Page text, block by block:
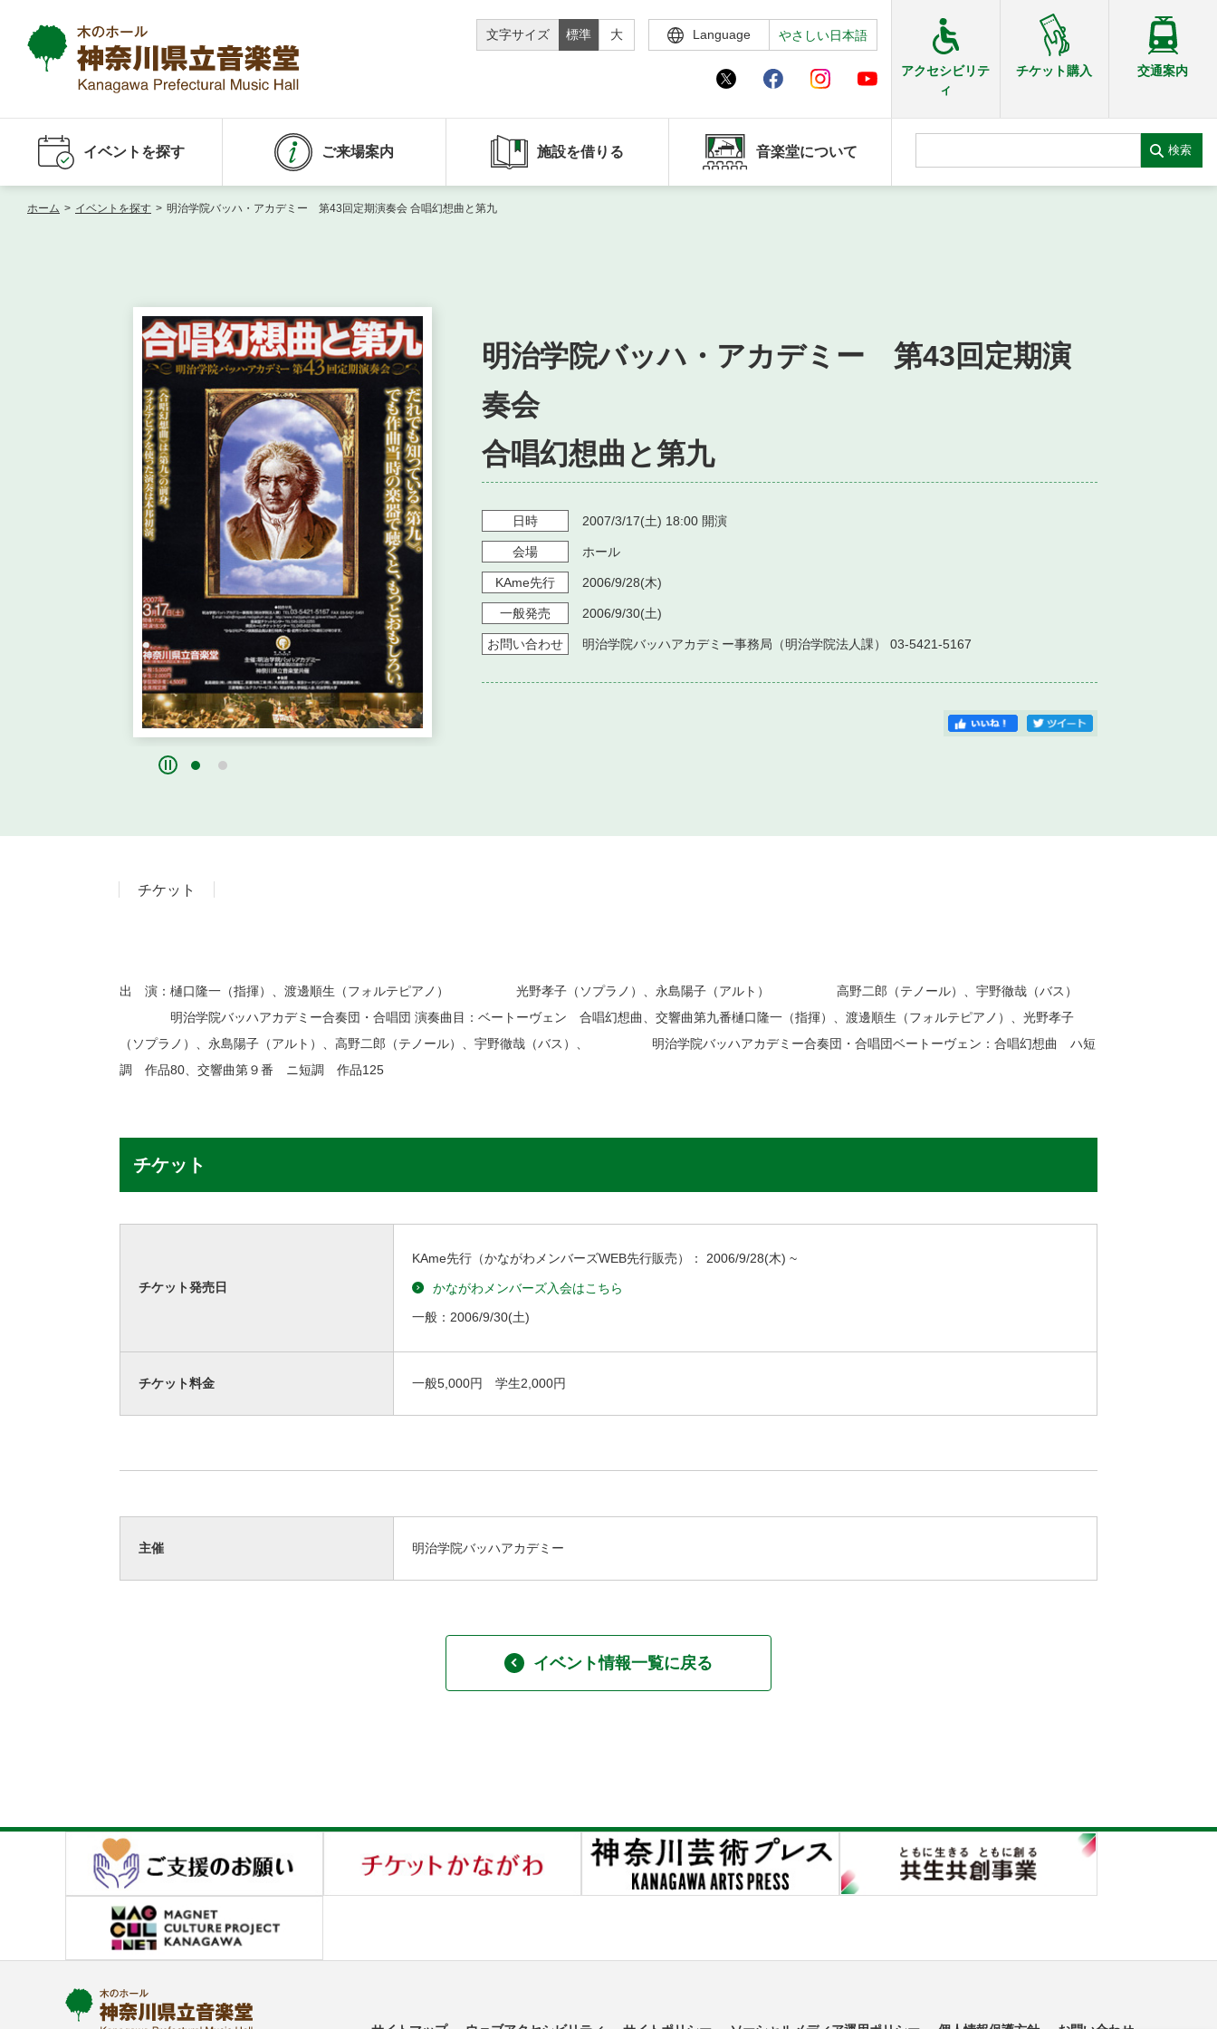
文字サイズ 標準 大 Language やさしい日本語
アクセシビリテ
ィ
チケット購入 交通案内
イベントを探す ご来場案内 施設を借りる 音楽堂について 検索
ホーム > イベントを探す > 明治学院バッハ・アカデミー 第43回定期演奏会 合唱幻想曲と第九
明治学院バッハ・アカデミー 第43回定期演
奏会
合唱幻想曲と第九
日時 2007/3/17(土) 18:00 開演
会場 ホール
KAme先行 2006/9/28(木)
一般発売 2006/9/30(土)
お問い合わせ 明治学院バッハアカデミー事務局（明治学院法人課） 03-5421-5167
チケット
出 演：樋口隆一（指揮）、渡邊順生（フォルテピアノ） 光野孝子（ソプラノ）、永島陽子（アルト） 高野二郎（テノール）、宇野徹哉（バス）
明治学院バッハアカデミー合奏団・合唱団 演奏曲目：ベートーヴェン 合唱幻想曲、交響曲第九番樋口隆一（指揮）、渡邊順生（フォルテピアノ）、光野孝子
（ソプラノ）、永島陽子（アルト）、高野二郎（テノール）、宇野徹哉（バス）、 明治学院バッハアカデミー合奏団・合唱団ベートーヴェン：合唱幻想曲 ハ短
調 作品80、交響曲第９番 ニ短調 作品125
チケット
チケット発売日
KAme先行（かながわメンバーズWEB先行販売）： 2006/9/28(木) ~
かながわメンバーズ入会はこちら
一般： 2006/9/30(土)
チケット料金 一般5,000円 学生2,000円
主催 明治学院バッハアカデミー
イベント情報一覧に戻る